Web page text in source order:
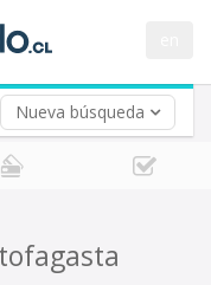
Nueva búsqueda